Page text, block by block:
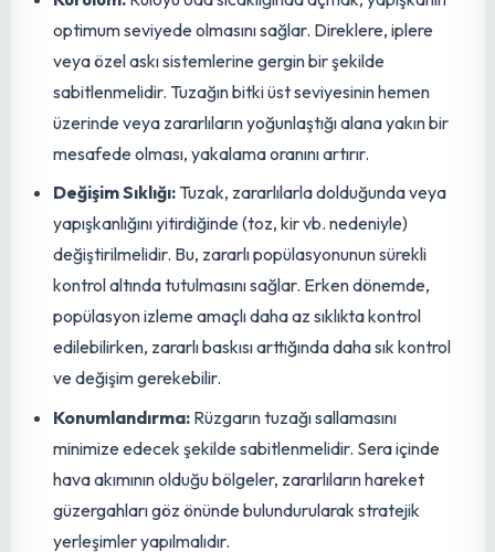
böceklerin ve diğer canlıların kimyasal pestisitlerden
zarar görmesini engeller. Sürdürülebilir
tarım
uygulamalarının vazgeçilmez bir parçası olarak, ekolojik
dengeyi korurken yüksek verim ve kaliteliürünelde etme
hedefine ulaşmayı destekler.
Uygulama ve Bakım İpuçları
Bu tuzakların etkinliğini en üst düzeye çıkarmak için doğru
uygulama ve düzenli bakım kritik öneme sahiptir:
Kurulum:
Ruloyu oda sıcaklığında açmak, yapışkanın
veya özel askı sistemlerine gergin bir şekilde
sabitlenmelidir. Tuzağın bitki üst seviyesinin hemen
üzerinde veya zararlıların yoğunlaştığı alana yakın bir
mesafede olması, yakalama oranını artırır.